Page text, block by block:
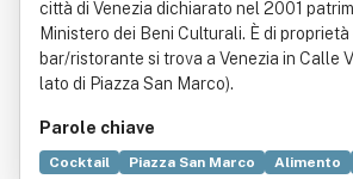
città di Venezia dichiarato nel 2001
Ministero dei Beni Culturali. È di proprietà
bar/ristorante si trova a Venezia in Calle
lato di Piazza San Marco).
Parole chiave
Cocktail Piazza San Marco Alimento